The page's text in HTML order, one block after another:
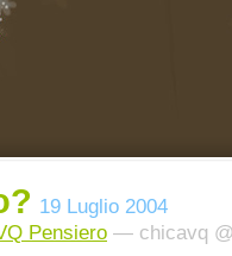
19 Luglio 2004
Pensiero — chicavq